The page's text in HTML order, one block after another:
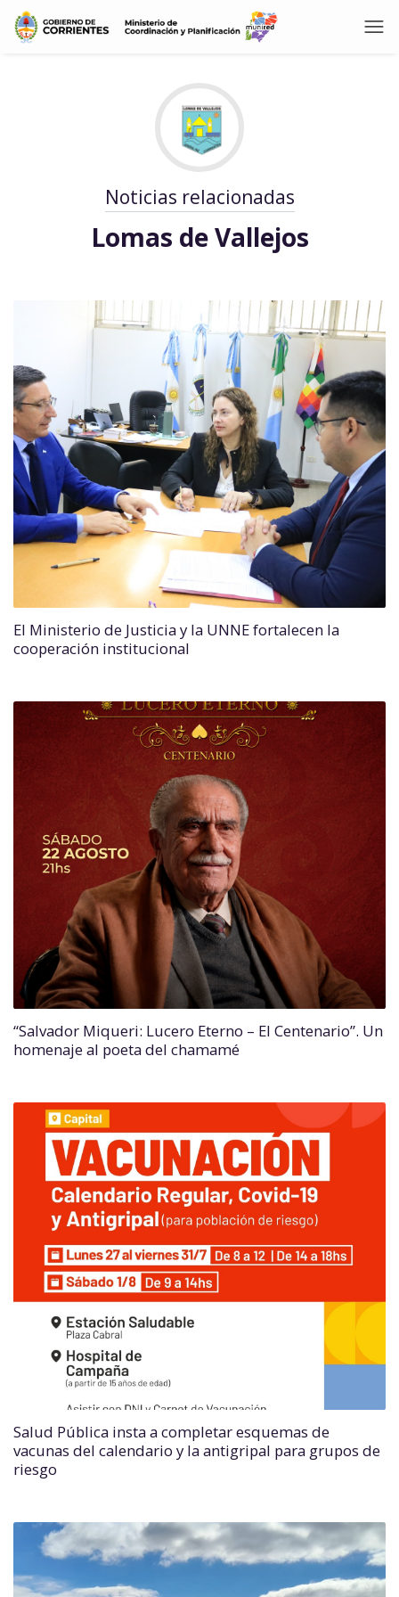
Noticias relacionadas
Lomas de Vallejos
El Ministerio de Justicia y la UNNE fortalecen la
cooperación institucional
“Salvador Miqueri: Lucero Eterno – El Centenario”. Un
homenaje al poeta del chamamé
Salud Pública insta a completar esquemas de
vacunas del calendario y la antigripal para grupos de
riesgo